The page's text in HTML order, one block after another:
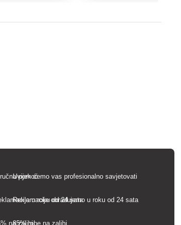
Uvijek ćemo vas profesionalno savjetovati
Reklamacije obrađujemo u roku od 24 sata
85% robe na zalihi